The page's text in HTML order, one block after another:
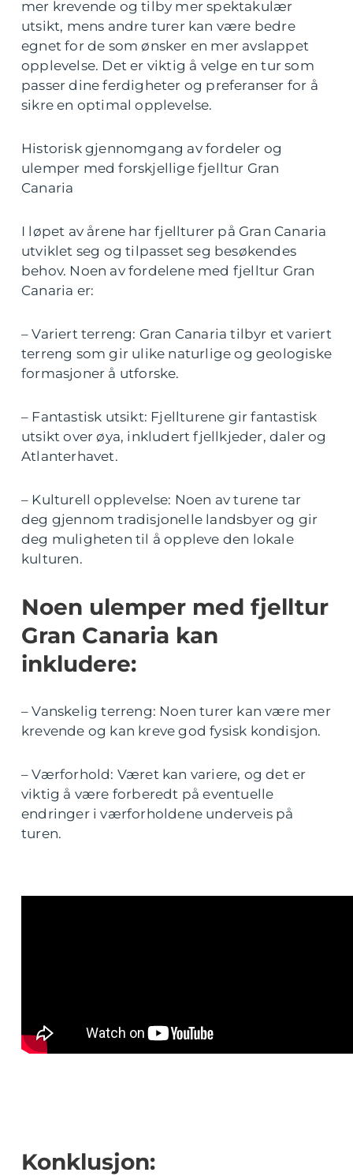
mer krevende og tilby mer spektakulær
utsikt, mens andre turer kan være bedre
egnet for de som ønsker en mer avslappet
opplevelse. Det er viktig å velge en tur som
passer dine ferdigheter og preferanser for å
sikre en optimal opplevelse.
Historisk gjennomgang av fordeler og
ulemper med forskjellige fjelltur Gran
Canaria
I løpet av årene har fjellturer på Gran Canaria
utviklet seg og tilpasset seg besøkendes
behov. Noen av fordelene med fjelltur Gran
Canaria er:
– Variert terreng: Gran Canaria tilbyr et variert
terreng som gir ulike naturlige og geologiske
formasjoner å utforske.
– Fantastisk utsikt: Fjellturene gir fantastisk
utsikt over øya, inkludert fjellkjeder, daler og
Atlanterhavet.
– Kulturell opplevelse: Noen av turene tar
deg gjennom tradisjonelle landsbyer og gir
deg muligheten til å oppleve den lokale
kulturen.
Noen ulemper med fjelltur
Gran Canaria kan
inkludere:
– Vanskelig terreng: Noen turer kan være mer
krevende og kan kreve god fysisk kondisjon.
– Værforhold: Været kan variere, og det er
viktig å være forberedt på eventuelle
endringer i værforholdene underveis på
turen.
Konklusjon: